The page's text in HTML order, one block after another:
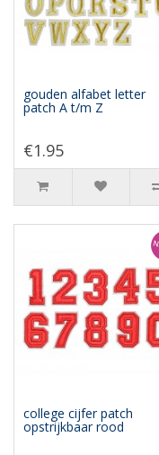
gouden alfabet letter
patch A t/m Z
€1.95
college cijfer patch
opstrijkbaar rood